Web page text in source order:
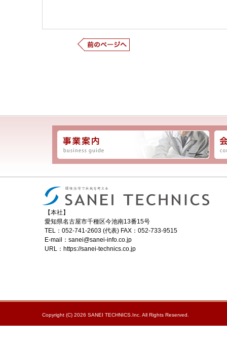
次の記事
【本社】
愛知県名古屋市千種区今池南13番15号
TEL：052-741-2603 (代表) FAX：052-733-9515
E-mail：sanei@sanei-info.co.jp
URL：https://sanei-technics.co.jp
Copyright (C) 2026 SANEI TECHNICS.Inc. All Rights Reserved.